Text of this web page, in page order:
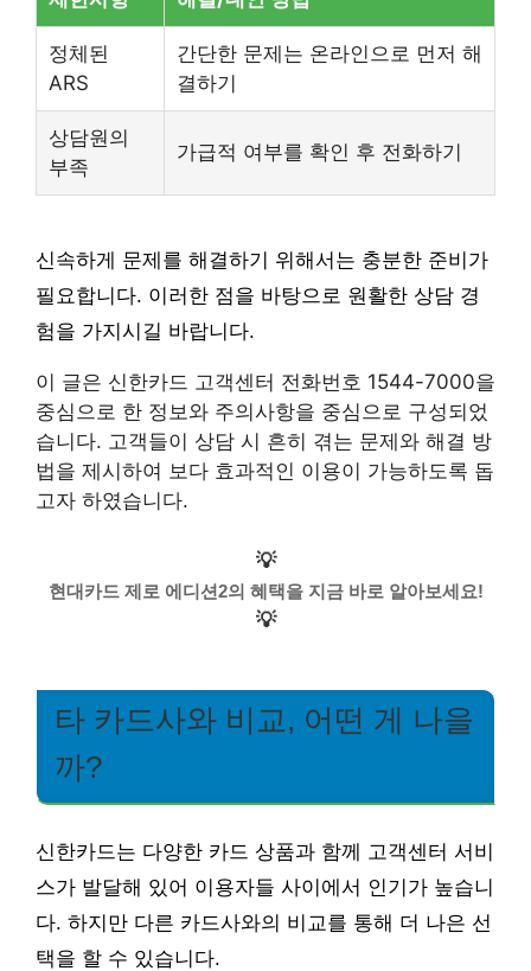
정체된
ARS
간단한 문제는 온라인으로 먼저 해
결하기
상담원의
부족
가급적 여부를 확인 후 전화하기
신속하게 문제를 해결하기 위해서는 충분한 준비가
필요합니다. 이러한 점을 바탕으로 원활한 상담 경
험을 가지시길 바랍니다.
이 글은 신한카드 고객센터 전화번호 1544-7000을
중심으로 한 정보와 주의사항을 중심으로 구성되었
습니다. 고객들이 상담 시 흔히 겪는 문제와 해결 방
법을 제시하여 보다 효과적인 이용이 가능하도록 돕
고자 하였습니다.
💡
현대카드 제로 에디션2의 혜택을 지금 바로 알아보세요!
💡
타 카드사와 비교, 어떤 게 나을
까?
신한카드는 다양한 카드 상품과 함께 고객센터 서비
스가 발달해 있어 이용자들 사이에서 인기가 높습니
다. 하지만 다른 카드사와의 비교를 통해 더 나은 선
택을 할 수 있습니다.